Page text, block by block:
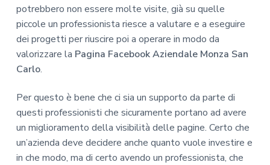
potrebbero non essere molte visite, già su quelle
piccole un professionista riesce a valutare e a eseguire
dei progetti per riuscire poi a operare in modo da
valorizzare la Pagina Facebook Aziendale Monza San
Carlo.
Per questo è bene che ci sia un supporto da parte di
questi professionisti che sicuramente portano ad avere
un miglioramento della visibilità delle pagine. Certo che
un’azienda deve decidere anche quanto vuole investire e
in che modo, ma di certo avendo un professionista, che